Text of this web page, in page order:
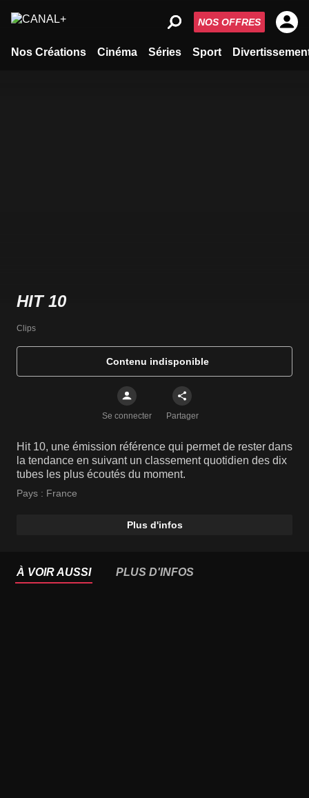
Nos Créations Cinéma Séries Sport
NOS OFFRES
HIT 10
Clips
Contenu indisponible
Se connecter Partager
Hit 10, une émission référence qui permet de rester dans
la tendance en suivant un classement quotidien des dix
tubes les plus écoutés du moment.
Pays : France
Plus d'infos
À VOIR AUSSI PLUS D'INFOS